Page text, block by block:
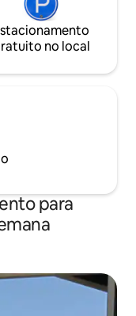
no local
para